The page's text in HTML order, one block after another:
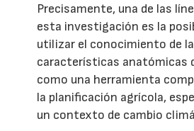
Precisamente, una de las
esta investigación es la
utilizar el conocimiento de
características anatómicas
como una herramienta
la planificación agrícola,
un contexto de cambio